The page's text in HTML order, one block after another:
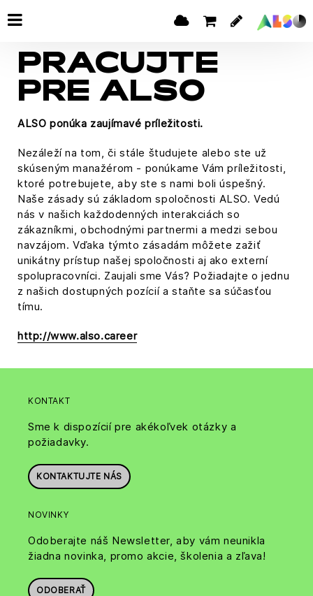
PRACUJTE
PRE ALSO
ALSO ponúka zaujímavé príležitosti.
Nezáleží na tom, či stále študujete alebo ste už
skúseným manažérom - ponúkame Vám príležitosti,
ktoré potrebujete, aby ste s nami boli úspešný.
Naše zásady sú základom spoločnosti ALSO. Vedú
nás v našich každodenných interakciách so
zákazníkmi, obchodnými partnermi a medzi sebou
navzájom. Vďaka týmto zásadám môžete zažiť
unikátny prístup našej spoločnosti aj ako externí
spolupracovníci. Zaujali sme Vás? Požiadajte o jednu
z našich dostupných pozícií a staňte sa súčasťou
tímu.
http://www.also.career
KONTAKT
Sme k dispozícií pre akékoľvek otázky a
požiadavky.
KONTAKTUJTE NÁS
NOVINKY
Odoberajte náš Newsletter, aby vám neunikla
žiadna novinka, promo akcie, školenia a zľava!
ODOBERAŤ